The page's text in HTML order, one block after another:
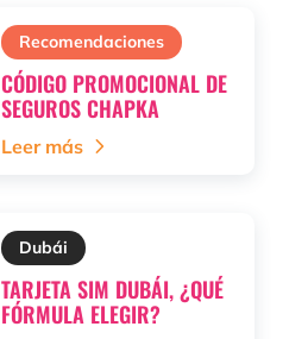
Recomendaciones
CÓDIGO PROMOCIONAL DE
SEGUROS CHAPKA
Leer más
Dubái
TARJETA SIM DUBÁI, ¿QUÉ
FÓRMULA ELEGIR?